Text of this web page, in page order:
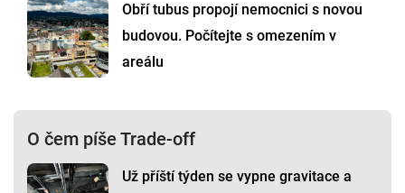
Obří tubus propojí nemocnici s novou
budovou. Počítejte s omezením v
areálu
O čem píše Trade-off
Už příští týden se vypne gravitace a